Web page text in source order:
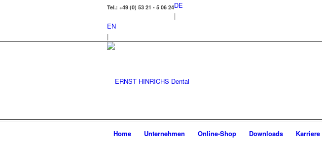
Tel.: +49 (0) 53 21 - 5 06 24DE
|
EN
|
Home Unternehmen Online-Shop Downloads Karriere